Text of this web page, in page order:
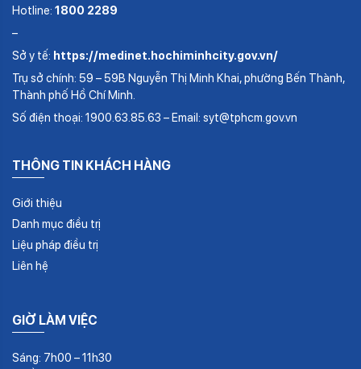
Hotline: 1800 2289
–
Sở y tế: https://medinet.hochiminhcity.gov.vn/
Trụ sở chính: 59 – 59B Nguyễn Thị Minh Khai, phường Bến Thành,
Thành phố Hồ Chí Minh.
Số điện thoại: 1900.63.85.63 – Email: syt@tphcm.gov.vn
THÔNG TIN KHÁCH HÀNG
Giới thiệu
Danh mục điều trị
Liệu pháp điều trị
Liên hệ
GIỜ LÀM VIỆC
Sáng: 7h00 – 11h30